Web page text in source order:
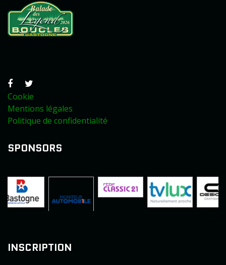
Cookie
Mentions légales
Politique de confidentialité
SPONSORS
INSCRIPTION